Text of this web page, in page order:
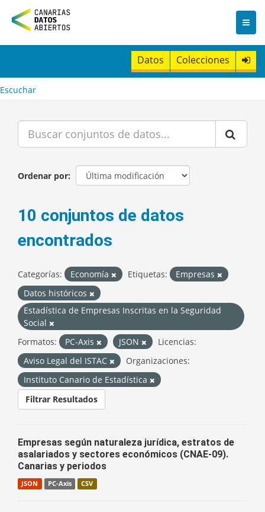
n
t
Datos Colecciones
Escuchar
Ordenar por
10 conjuntos de datos
encontrados
Categorías: Economía Etiquetas:
Empresas
Datos históricos
Estadística de Empresas Inscritas en la Seguridad
Social
Formatos:
PC-Axis JSON
Licencias:
Aviso Legal del ISTAC
Organizaciones:
Instituto Canario de Estadística
Filtrar Resultados
Empresas según naturaleza jurídica, estratos de
asalariados y sectores económicos (CNAE-09).
Canarias y periodos
JSON PC-Axis CSV